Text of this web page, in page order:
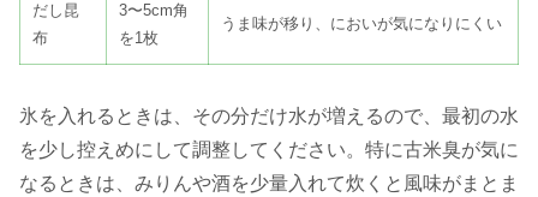
だし昆
布
3〜5cm角
を1枚
うま味が移り、においが気になりにくい
氷を入れるときは、その分だけ水が増えるので、最初の水
を少し控えめにして調整してください。特に古米臭が気に
なるときは、みりんや酒を少量入れて炊くと風味がまとま